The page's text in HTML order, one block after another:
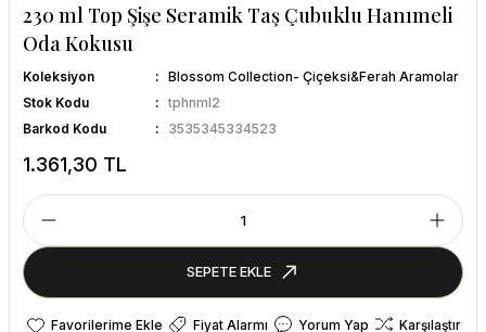
230 ml Top Şişe Seramik Taş Çubuklu Hanımeli
Oda Kokusu
Koleksiyon
Blossom Collection- Çiçeksi&Ferah Aramolar
Stok Kodu
tphnml2
Barkod Kodu
3535345334523
1.361,30 TL
SEPETE EKLE
Fiyat Alarmı Yorum Yap
Karşılaştır